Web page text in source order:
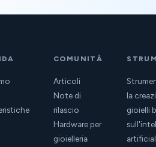
COMUNITÀ
Articoli
Note di
rilascio
Hardware per
gioielleria
la
gioielli